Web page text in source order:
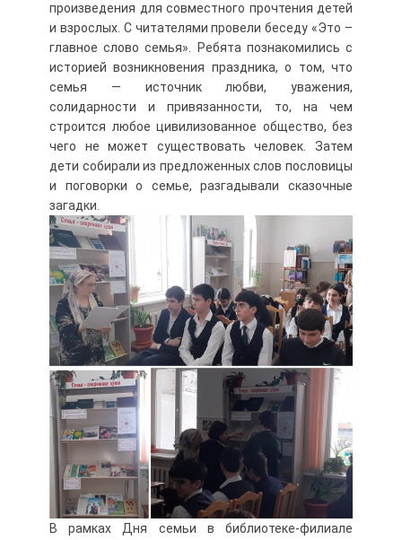
произведения для совместного прочтения детей
и взрослых. С читателями провели беседу «Это –
главное слово семья». Ребята познакомились с
историей возникновения праздника, о том, что
семья — источник любви, уважения,
солидарности и привязанности, то, на чем
строится любое цивилизованное общество, без
чего не может существовать человек. Затем
дети собирали из предложенных слов пословицы
и поговорки о семье, разгадывали сказочные
загадки.
В рамках Дня семьи в библиотеке-филиале